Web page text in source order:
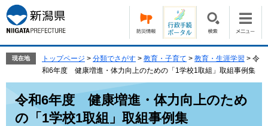
ー
ジ
の
で
ニ
ュ
ー
ば
現在地 トップページ > 分類でさがす > 教育・子育て > 教育・生涯学習 > 令
和6年度 健康増進・体力向上のための「1学校1取組」取組事例集
令和6年度 健康増進・体力向上のため
の「1学校1取組」取組事例集